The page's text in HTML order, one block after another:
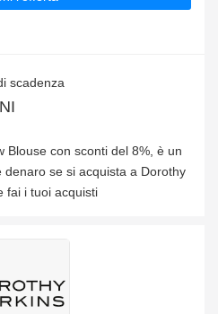
scadenza
Blouse con sconti del 8%, è un
se si acquista a Dorothy
fai i tuoi acquisti